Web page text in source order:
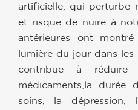
artificielle, qui perturbe
et risque de nuire à
antérieures ont
lumière du jour dans les
contribue à réduire
médicaments,la durée
soins, la